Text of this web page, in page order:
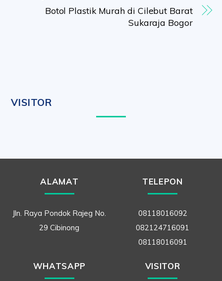
Botol Plastik Murah di Cilebut Barat
Sukaraja Bogor
VISITOR
ALAMAT
Jln. Raya Pondok Rajeg No.
29 Cibinong
TELEPON
08118016092
082124716091
08118016091
WHATSAPP VISITOR